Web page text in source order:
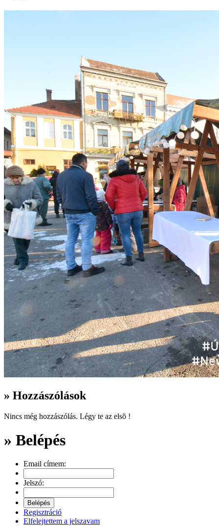
» Hozzászólások
Nincs még hozzászólás. Légy te az elsõ !
» Belépés
Email címem:
Jelszó:
Regisztráció
Elfelejtettem a jelszavam